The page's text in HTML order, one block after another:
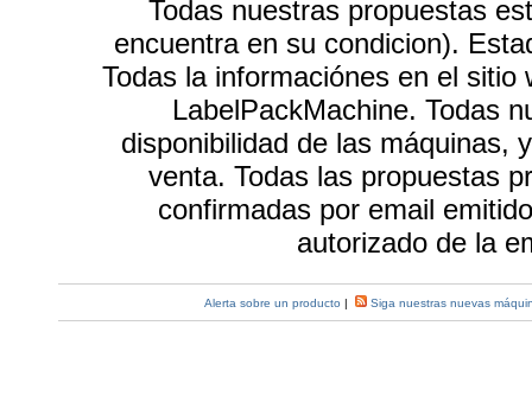
Todas nuestras propuestas
encuentra en su condicion).
Todas la informaciónes en el
LabelPackMachine. Todas
disponibilidad de las máquinas,
venta. Todas las propuestas
confirmadas por email
autorizado de la
Alerta sobre un producto | Siga nuestras nuevas